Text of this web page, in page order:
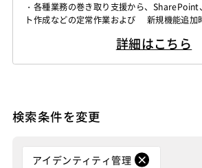
・各種業務の巻き取り支援から、
ト作成などの定常作業および 新規機能追加
詳細はこちら
検索条件を変更
アイデンティティ管理